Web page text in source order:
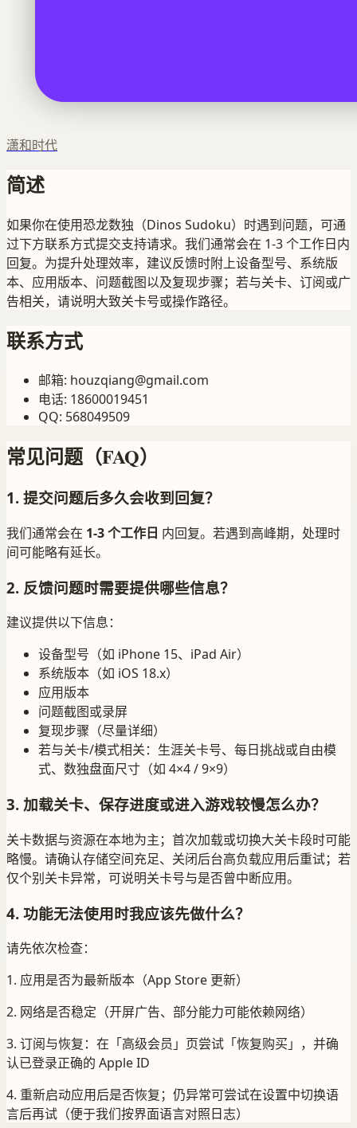
潇和时代
简述
如果你在使用恐龙数独（Dinos Sudoku）时遇到问题，可通
过下方联系方式提交支持请求。我们通常会在 1-3 个工作日内
回复。为提升处理效率，建议反馈时附上设备型号、系统版
本、应用版本、问题截图以及复现步骤；若与关卡、订阅或广
告相关，请说明大致关卡号或操作路径。
联系方式
邮箱: houzqiang@gmail.com
电话: 18600019451
QQ: 568049509
常见问题（FAQ）
1. 提交问题后多久会收到回复？
我们通常会在 1-3 个工作日 内回复。若遇到高峰期，处理时
间可能略有延长。
2. 反馈问题时需要提供哪些信息？
建议提供以下信息：
设备型号（如 iPhone 15、iPad Air）
系统版本（如 iOS 18.x）
应用版本
问题截图或录屏
复现步骤（尽量详细）
若与关卡/模式相关：生涯关卡号、每日挑战或自由模
式、数独盘面尺寸（如 4×4 / 9×9）
3. 加载关卡、保存进度或进入游戏较慢怎么办？
关卡数据与资源在本地为主；首次加载或切换大关卡段时可能
略慢。请确认存储空间充足、关闭后台高负载应用后重试；若
仅个别关卡异常，可说明关卡号与是否曾中断应用。
4. 功能无法使用时我应该先做什么？
请先依次检查：
1. 应用是否为最新版本（App Store 更新）
2. 网络是否稳定（开屏广告、部分能力可能依赖网络）
3. 订阅与恢复：在「高级会员」页尝试「恢复购买」，并确
认已登录正确的 Apple ID
4. 重新启动应用后是否恢复；仍异常可尝试在设置中切换语
言后再试（便于我们按界面语言对照日志）